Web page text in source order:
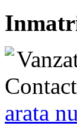
arata